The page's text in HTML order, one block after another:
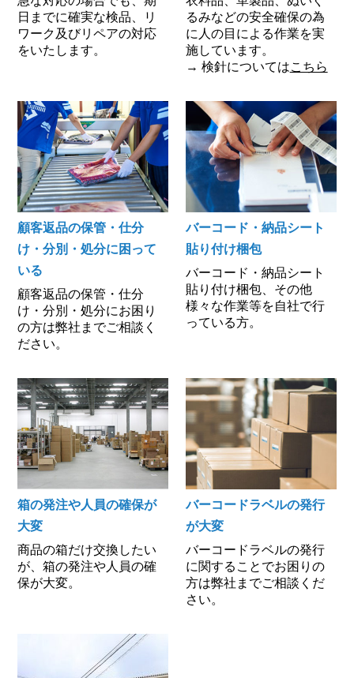
日までに確実な検品、リ
ワーク及びリペアの対応
をいたします。
るみなどの安全確保の為
に人の目による作業を実
施しています。
→ 検針についてはこちら
顧客返品の保管・仕分
け・分別・処分に困って
いる
顧客返品の保管・仕分
け・分別・処分にお困り
の方は弊社までご相談く
ださい。
バーコード・納品シート
貼り付け梱包
バーコード・納品シート
貼り付け梱包、その他
様々な作業等を自社で行
っている方。
箱の発注や人員の確保が
大変
商品の箱だけ交換したい
が、箱の発注や人員の確
保が大変。
バーコードラベルの発行
が大変
バーコードラベルの発行
に関することでお困りの
方は弊社までご相談くだ
さい。